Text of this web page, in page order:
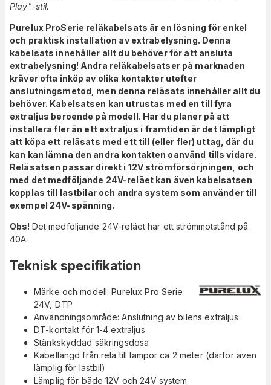
Play"-stil.
Purelux ProSerie reläkabelsats är en lösning för enkel
och praktisk installation av extrabelysning. Denna
kabelsats innehåller allt du behöver för att ansluta
extrabelysning! Andra reläkabelsatser på marknaden
kräver ofta inköp av olika kontakter utefter
anslutningsmetod, men denna reläsats innehåller allt du
behöver. Kabelsatsen kan utrustas med en till fyra
extraljus beroende på modell. Har du planer på att
installera fler än ett extraljus i framtiden är det lämpligt
att köpa ett reläsats med ett till (eller fler) uttag, där du
kan kan lämna den andra kontakten oanvänd tills vidare.
Reläsatsen passar direkt i 12V strömförsörjningen, och
med det medföljande 24V-reläet kan även kabelsatsen
kopplas till lastbilar och andra system som använder till
exempel 24V-spänning.
Obs! Det medföljande 24V-reläet har ett strömmotstånd på
40A.
Teknisk specifikation
Märke och modell: Purelux Pro Serie
24V, DTP
Användningsområde: Anslutning av bilens extraljus
DT-kontakt för 1-4 extraljus
Stänkskyddad säkringsdosa
Kabellängd från relä till lampor ca 2 meter (därför även
lämplig för lastbil)
Lämplig för både 12V och 24V system